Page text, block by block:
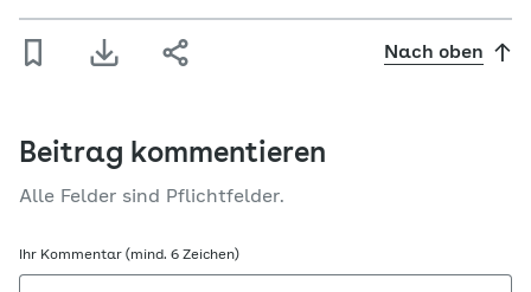
Nach oben
Beitrag kommentieren
Alle Felder sind Pflichtfelder.
Ihr Kommentar (mind. 6 Zeichen)